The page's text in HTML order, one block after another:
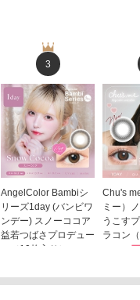
3
AngelColor Bambiシ
リーズ1day (バンビワ
ンデー) スノーココア
益若つばさプロデュー
ス（10枚入り）
Chu's
ミー）
うこす
ラコン
1,705